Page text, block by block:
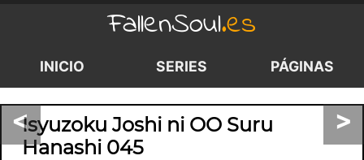
FallenSoul.es
INICIO SERIES PÁGINAS
< >
Isyuzoku Joshi ni OO Suru
Hanashi 045